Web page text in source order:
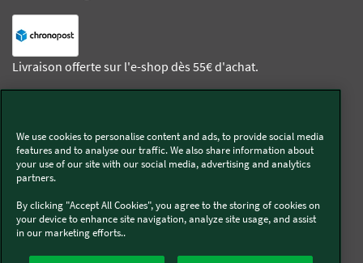
Livraison offerte sur l'e-shop dès 55€ d'achat.
Kobold
Thermomix®
We use cookies to personalise content and ads, to provide social media
features and to analyse our traffic. We also share information about
your use of our site with our social media, advertising and analytics
partners.
By clicking "Accept All Cookies", you agree to the storing of cookies on
your device to enhance site navigation, analyze site usage, and assist
in our marketing efforts..